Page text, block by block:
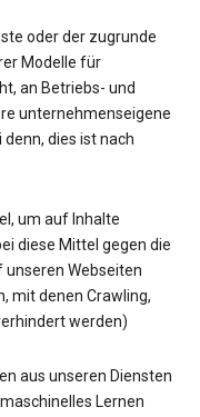
oder der zugrunde
Modelle für
an Betriebs- und
unternehmenseigene
dies ist nach
um auf Inhalte
diese Mittel gegen die
Webseiten
mit denen Crawling,
werden)
aus unseren Diensten
Lernen